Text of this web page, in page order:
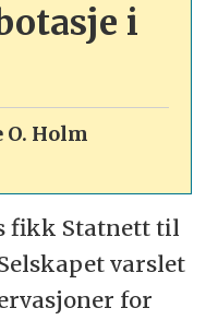
i
O. Holm
fikk Statnett til
varslet
for